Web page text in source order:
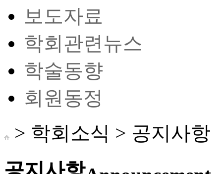
보도자료
학회관련뉴스
학술동향
회원동정
> 학회소식 > 공지사항